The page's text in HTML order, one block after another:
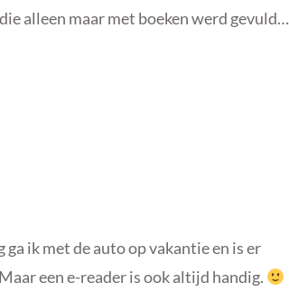
alleen maar met boeken werd gevuld…
ik met de auto op vakantie en is er
een e-reader is ook altijd handig.